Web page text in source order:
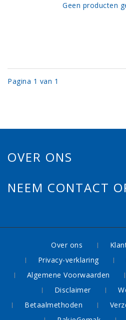
Geen producten
Pagina 1 van 1
OVER ONS
NEEM CONTACT
Over ons
Privacy-verklaring
Algemene Voorwaarden
Disclaimer
Betaalmethoden